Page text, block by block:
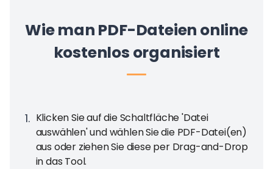
Wie man PDF-Dateien online
kostenlos organisiert
1. Klicken Sie auf die Schaltfläche 'Datei
auswählen' und wählen Sie die PDF-Datei(en)
aus oder ziehen Sie diese per Drag-and-Drop
in das Tool.